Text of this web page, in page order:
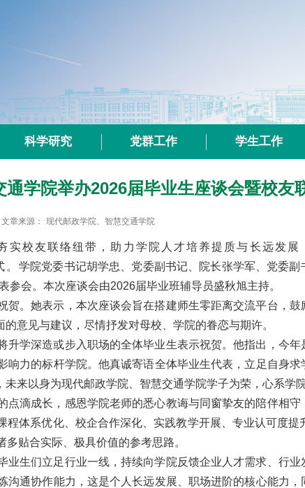
科学研究 党群工作 学生工作
学院举办2026届毕业生座谈会暨校友
| 文章来源： 现代邮政学院、智慧交通学院
校友联络纽带，助力学院人才培养提质与长远发
学院党委书记胡学忠、党委副书记、院长张学军、党委
参会。本次座谈会由2026届毕业班辅导员盛秋旭主持。
。她表示，本次座谈会旨在搭建师生零距离交流平台，
意见与建议，尽情抒发对母校、学院的眷恋与期许。
学深造或步入职场的全体毕业生表示祝贺。他指出，今
力的标杆学院。他真诚寄语全体毕业生代表，立足自身求
来以身为现代邮政学院、智慧交通学院学子为荣，心系学
滴成长，感恩学院老师的悉心教诲与同窗挚友的陪伴相
体系优化、校企合作深化、实践教学开展、专业认可度提
贴合实际、极具价值的参考思路。
生们立足行业一线，持续向学院反馈企业人才需求、行业
通协作能力，这是个人长远发展、职场进阶的核心能力